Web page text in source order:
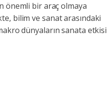
önemli bir araç olmaya
bilim ve sanat arasındaki
dünyaların sanata etkisi